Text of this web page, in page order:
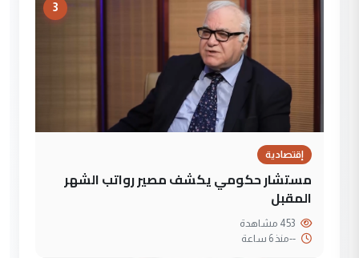
3
إقتصادية
مستشار حكومي يكشف مصير رواتب الشهر
المقبل
--منذ 6 ساعة